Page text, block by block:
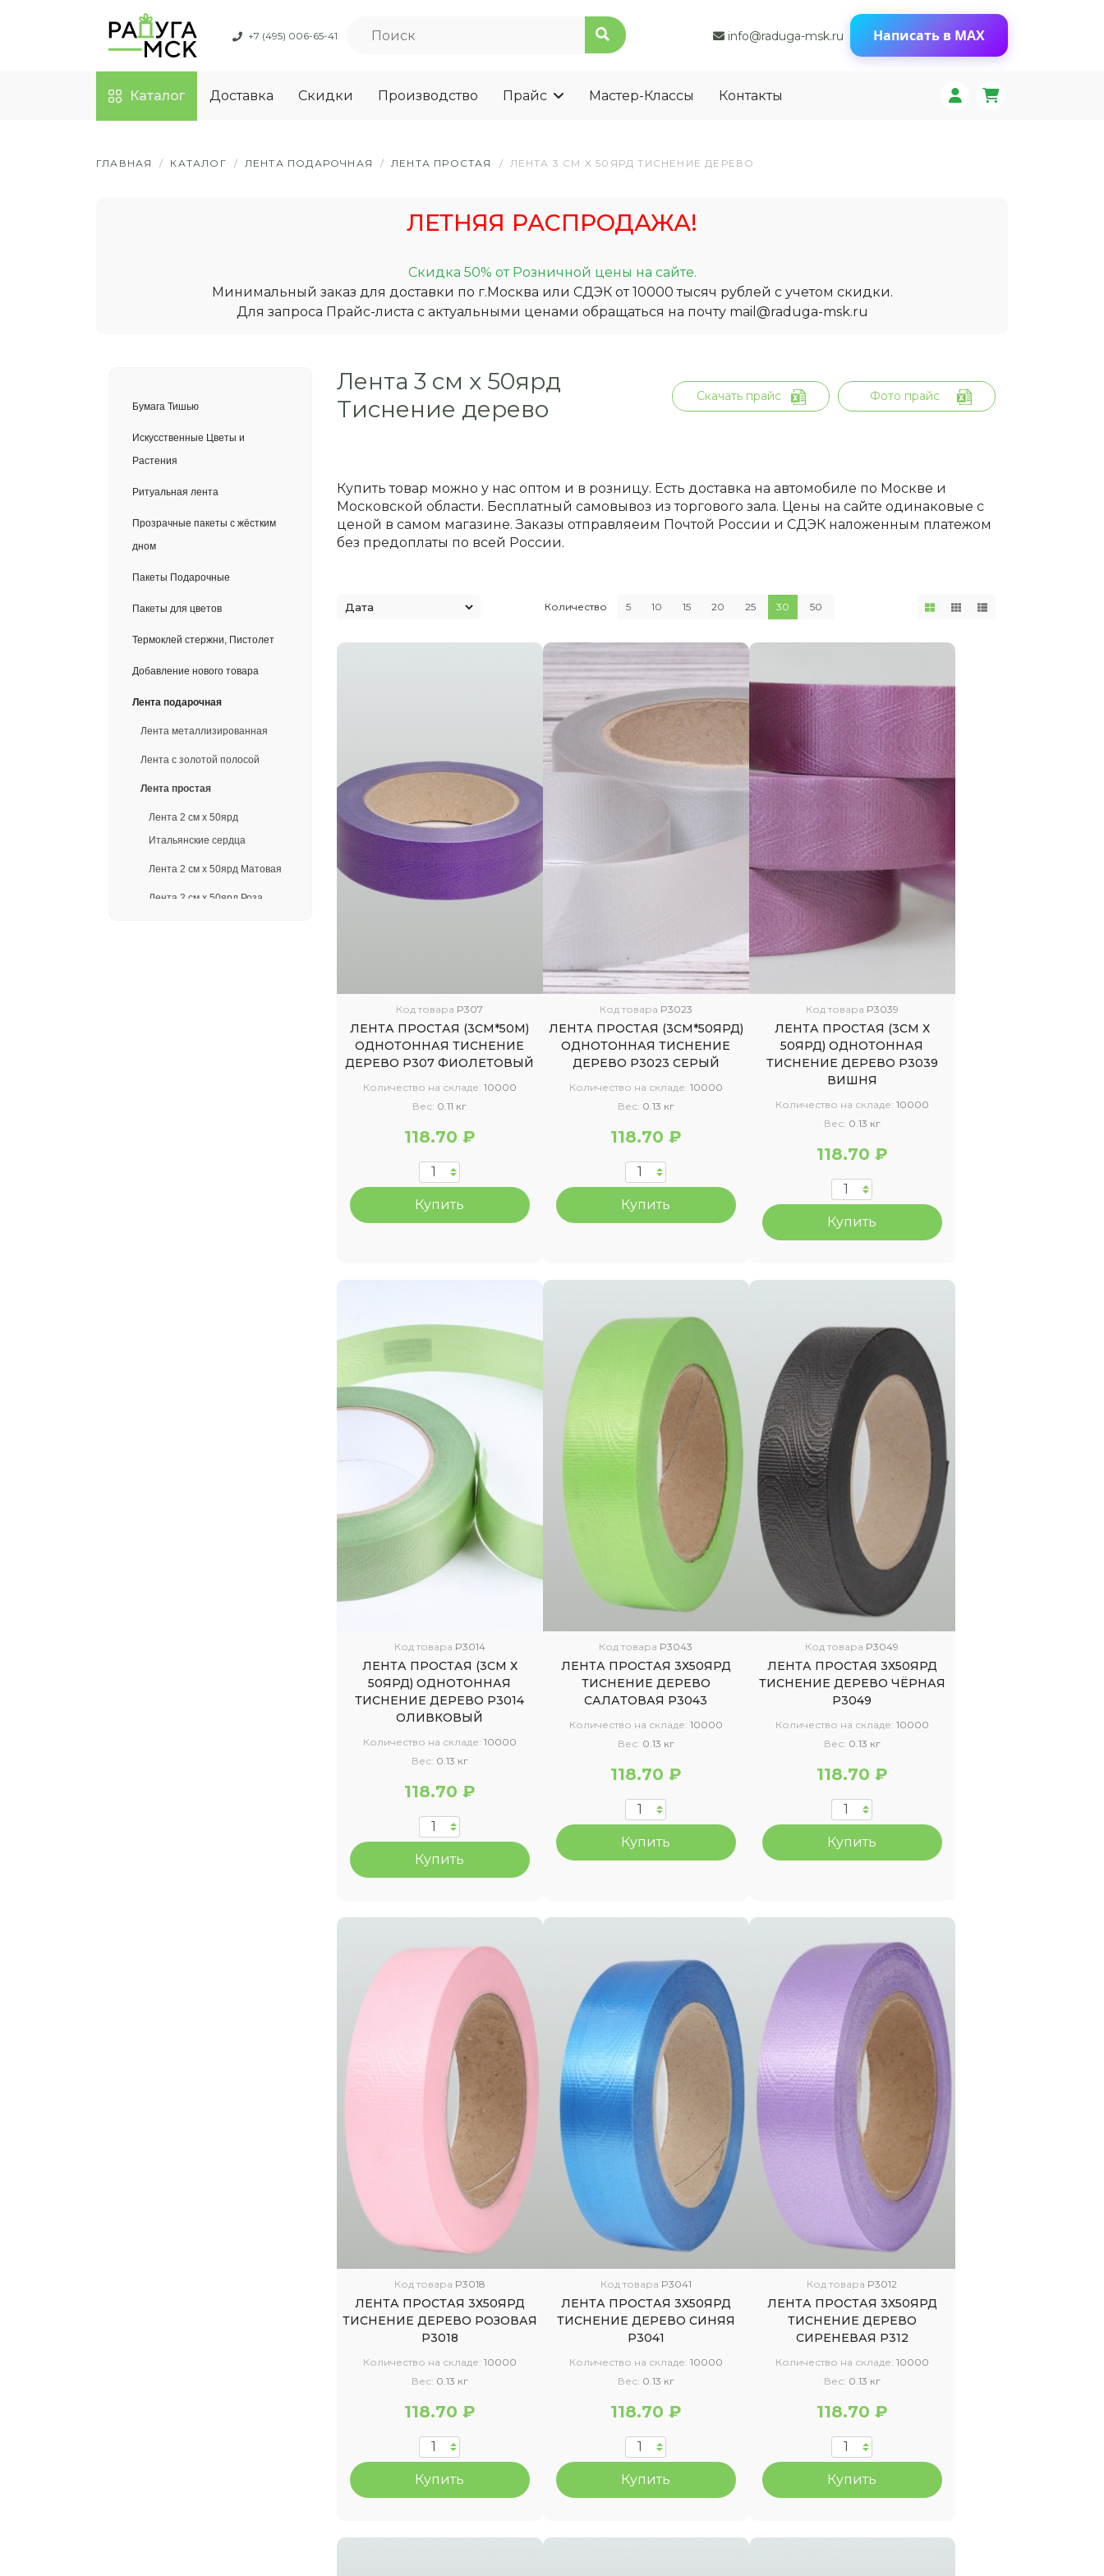
+7 (495) 006-65-41 info@raduga-msk.ru Написать в MAX
Каталог Доставка Скидки Производство Прайс Мастер-Классы Контакты
ГЛАВНАЯ / КАТАЛОГ / ЛЕНТА ПОДАРОЧНАЯ / ЛЕНТА ПРОСТАЯ / ЛЕНТА 3 СМ Х 50ЯРД ТИСНЕНИЕ ДЕРЕВО
ЛЕТНЯЯ РАСПРОДАЖА!
Скидка 50% от Розничной цены на сайте.
Минимальный заказ для доставки по г.Москва или СДЭК от 10000 тысяч рублей с учетом скидки.
Для запроса Прайс-листа с актуальными ценами обращаться на почту mail@raduga-msk.ru
Бумага Тишью
Искусственные Цветы и
Растения
Ритуальная лента
Прозрачные пакеты с жёстким
дном
Пакеты Подарочные
Пакеты для цветов
Термоклей стержни, Пистолет
Добавление нового товара
Лента подарочная
Лента металлизированная
Лента с золотой полосой
Лента простая
Лента 2 см х 50ярд
Итальянские сердца
Лента 2 см х 50ярд Матовая
Лента 2 см х 50ярд Роза
Лента 3 см х 50ярд
Тиснение дерево
Скачать прайс Фото прайс
Купить товар можно у нас оптом и в розницу. Есть доставка на автомобиле по Москве и
Московской области. Бесплатный самовывоз из торгового зала. Цены на сайте одинаковые с
ценой в самом магазине. Заказы отправляеим Почтой России и СДЭК наложенным платежом
без предоплаты по всей России.
Количество 5 10 15 20 25 30 50
Код товара P307
ЛЕНТА ПРОСТАЯ (3СМ*50М)
ОДНОТОННАЯ ТИСНЕНИЕ
ДЕРЕВО P307 ФИОЛЕТОВЫЙ
Количество на складе: 10000
Вес: 0.11 кг
118.70 ₽
Купить
Код товара P3023
ЛЕНТА ПРОСТАЯ (3СМ*50ЯРД)
ОДНОТОННАЯ ТИСНЕНИЕ
ДЕРЕВО P3023 СЕРЫЙ
Количество на складе: 10000
Вес: 0.13 кг
118.70 ₽
Купить
Код товара P3039
ЛЕНТА ПРОСТАЯ (3СМ Х
50ЯРД) ОДНОТОННАЯ
ТИСНЕНИЕ ДЕРЕВО Р3039
ВИШНЯ
Количество на складе: 10000
Вес: 0.13 кг
118.70 ₽
Купить
Код товара P3014
ЛЕНТА ПРОСТАЯ (3СМ Х
50ЯРД) ОДНОТОННАЯ
ТИСНЕНИЕ ДЕРЕВО Р3014
ОЛИВКОВЫЙ
Количество на складе: 10000
Вес: 0.13 кг
118.70 ₽
Купить
Код товара P3043
ЛЕНТА ПРОСТАЯ 3Х50ЯРД
ТИСНЕНИЕ ДЕРЕВО
САЛАТОВАЯ P3043
Количество на складе: 10000
Вес: 0.13 кг
118.70 ₽
Купить
Код товара P3049
ЛЕНТА ПРОСТАЯ 3Х50ЯРД
ТИСНЕНИЕ ДЕРЕВО ЧЁРНАЯ
Р3049
Количество на складе: 10000
Вес: 0.13 кг
118.70 ₽
Купить
Код товара P3018
ЛЕНТА ПРОСТАЯ 3Х50ЯРД
ТИСНЕНИЕ ДЕРЕВО РОЗОВАЯ
Р3018
Количество на складе: 10000
Вес: 0.13 кг
118.70 ₽
Купить
Код товара P3041
ЛЕНТА ПРОСТАЯ 3Х50ЯРД
ТИСНЕНИЕ ДЕРЕВО СИНЯЯ
Р3041
Количество на складе: 10000
Вес: 0.13 кг
118.70 ₽
Купить
Код товара P3012
ЛЕНТА ПРОСТАЯ 3Х50ЯРД
ТИСНЕНИЕ ДЕРЕВО
СИРЕНЕВАЯ Р312
Количество на складе: 10000
Вес: 0.13 кг
118.70 ₽
Купить